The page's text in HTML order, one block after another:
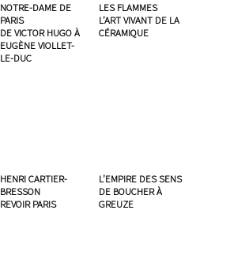
NOTRE-DAME DE
PARIS
DE VICTOR HUGO À
EUGÈNE VIOLLET-
LE-DUC
LES FLAMMES
L’ART VIVANT DE LA
CÉRAMIQUE
HENRI CARTIER-
BRESSON
REVOIR PARIS
L’EMPIRE DES SENS
DE BOUCHER À
GREUZE